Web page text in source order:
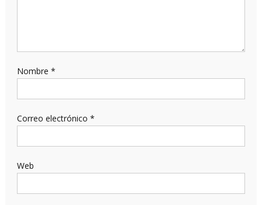
Nombre *
Correo electrónico *
Web